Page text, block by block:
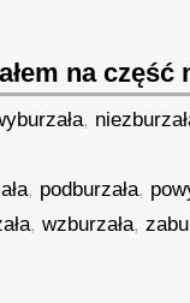
na część
,
, podburzała,
,wzburzała,